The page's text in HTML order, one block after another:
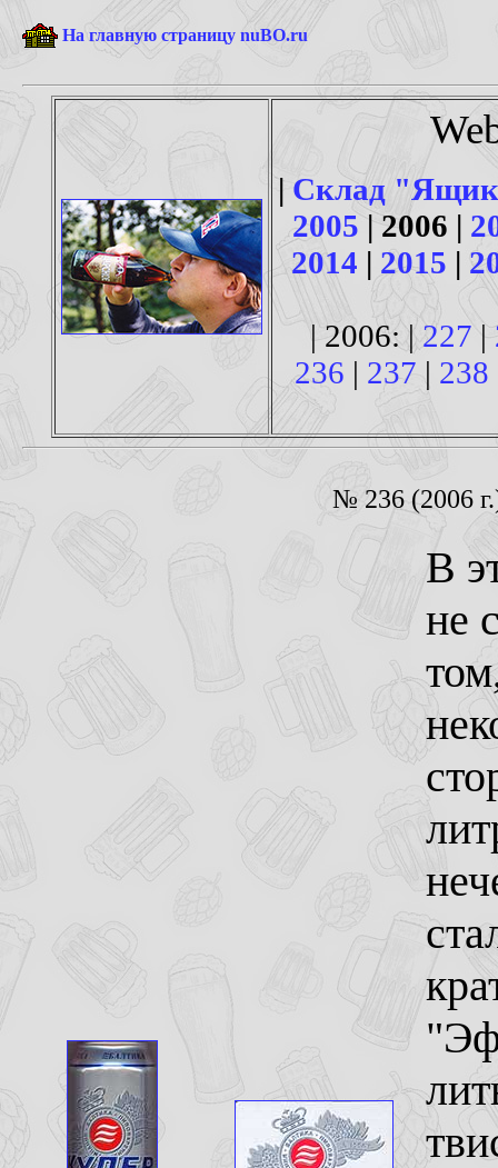
На главную страницу nuBO.ru
| Склад
2005| 2006 |
2014 | 2015 |
| 2006: |227 |
236 | 237 | 238
№ 236 (2006
В
не